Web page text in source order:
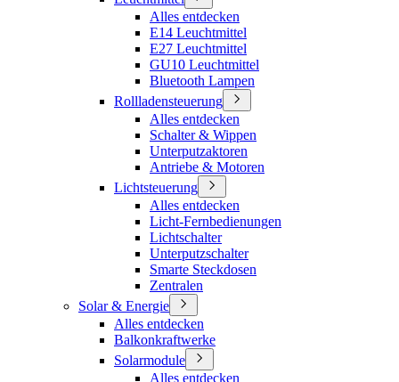
Alles entdecken
E14 Leuchtmittel
E27 Leuchtmittel
GU10 Leuchtmittel
Bluetooth Lampen
Rollladensteuerung
Alles entdecken
Schalter & Wippen
Unterputzaktoren
Antriebe & Motoren
Lichtsteuerung
Alles entdecken
Licht-Fernbedienungen
Lichtschalter
Unterputzschalter
Smarte Steckdosen
Zentralen
Solar & Energie
Alles entdecken
Balkonkraftwerke
Solarmodule
Alles entdecken